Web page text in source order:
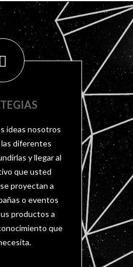
ideas nosotros
diferentes
y llegar al
que usted
proyectan a
o eventos
productos a
que